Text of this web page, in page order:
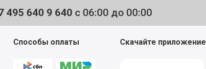
495 640 9 640 с 06:00 до 00:00
Способы оплаты Скачайте приложение